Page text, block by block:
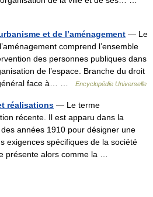
et de l’aménagement — Le
comprend l’ensemble
des personnes publiques dans
de l’espace. Branche du droit
général face à… …
Encyclopédie Universelle
réalisations — Le terme
récente. Il est apparu dans la
années 1910 pour désigner une
exigences spécifiques de la société
présente alors comme la …